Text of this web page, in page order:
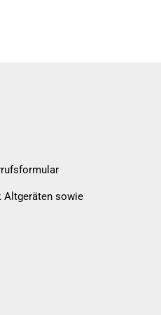
Altgeräten sowie